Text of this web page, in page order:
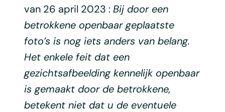
van 26 april 2023 : Bij door een
betrokkene openbaar geplaatste
foto’s is nog iets anders van belang.
Het enkele feit dat een
gezichtsafbeelding kennelijk openbaar
is gemaakt door de betrokkene,
betekent niet dat u de eventuele